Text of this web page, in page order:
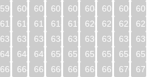
599 600 601 602 603 604 605 606
615 616 617 618 619 620 621 622
631 632 633 634 635 636 637 638
647 648 649 650 651 652 653 654
663 664 665 666 667 668 669 670